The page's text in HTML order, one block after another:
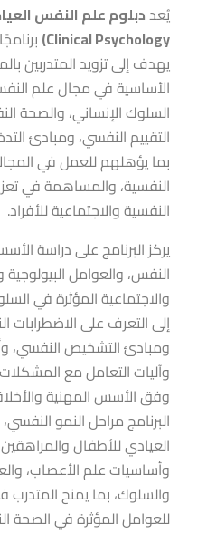
يُعد
Clinical Psychology)
يهدف إلى تزويد المتدربين
الأساسية في مجال علم
السلوك الإنساني، والصحة
التقييم النفسي، ومبادئ
بما يؤهلهم للعمل في
النفسية، والمساهمة في
النفسية والاجتماعية للأفراد.
يركز البرنامج على دراسة
النفس، والعوامل
والاجتماعية المؤثرة في
إلى التعرف على الاضطرابات
ومبادئ التشخيص النفسي،
وآليات التعامل مع
وفق الأسس المهنية
البرنامج مراحل النمو
العيادي للأطفال والمراهقين
وأساسيات علم الأعصاب،
والسلوك، بما يمنح المتدرب
للعوامل المؤثرة في الصحة